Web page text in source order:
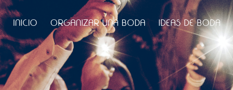
INICIO ORGANIZAR UNA BODA IDEAS DE BODA